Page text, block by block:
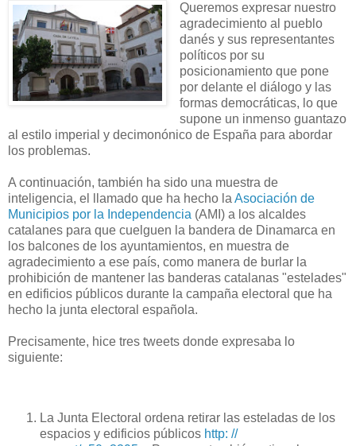
Queremos expresar nuestro
agradecimiento al pueblo
danés y sus representantes
políticos por su
posicionamiento que pone
por delante el diálogo y las
formas democráticas, lo que
supone un inmenso guantazo
al estilo imperial y decimonónico de España para abordar
los problemas.
A continuación, también ha sido una muestra de
inteligencia, el llamado que ha hecho la Asociación de
Municipios por la Independencia (AMI) a los alcaldes
catalanes para que cuelguen la bandera de Dinamarca en
los balcones de los ayuntamientos, en muestra de
agradecimiento a ese país, como manera de burlar la
prohibición de mantener las banderas catalanas "estelades"
en edificios públicos durante la campaña electoral que ha
hecho la junta electoral española.
Precisamente, hice tres tweets donde expresaba lo
siguiente:
La Junta Electoral ordena retirar las esteladas de los
espacios y edificios públicos http: //